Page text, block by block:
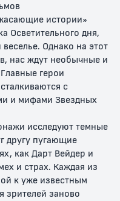
Фильм 2
истории»
Осветительного дня,
веселье. Однако на этот
нас ждут необычные и
герои
с
и мифами Звездных
исследуют темные
другу пугающие
как Дарт Вейдер и
и страх. Каждая из
к уже известным
зрителей заново